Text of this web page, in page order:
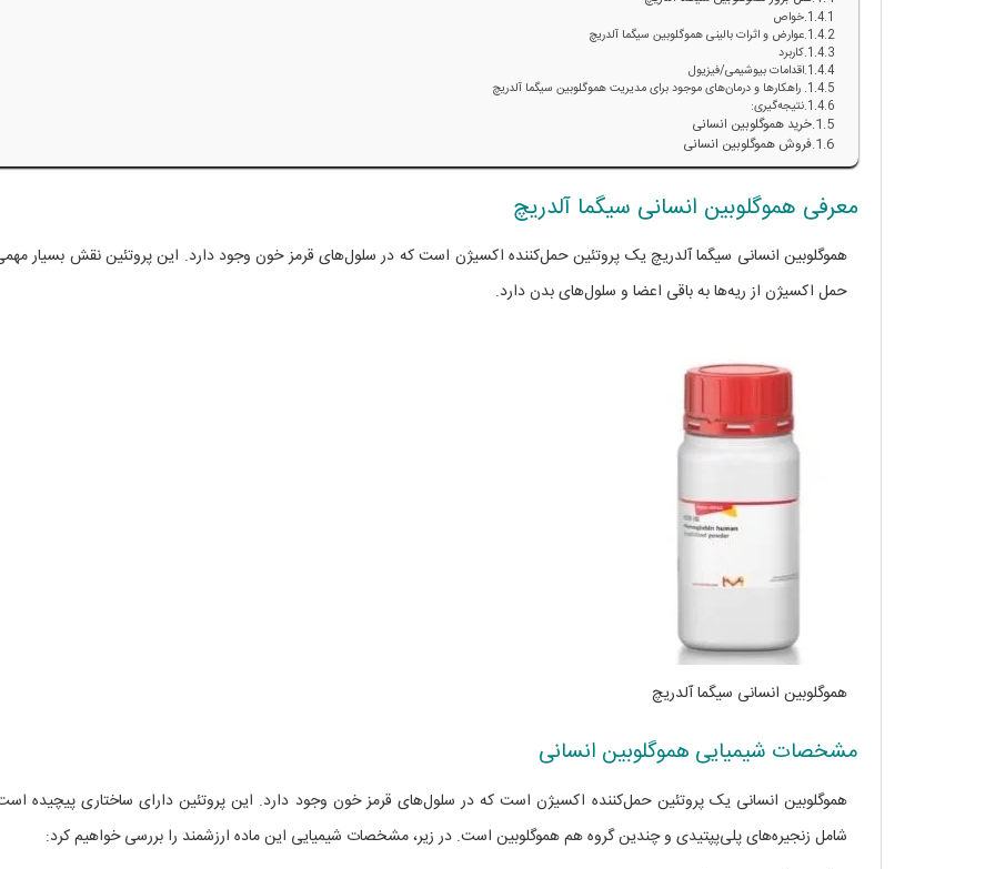
خواص
عوارض و اثرات بالینی هموگلوبین سیگما آلدریچ
کاربرد
اقدامات بیوشیمی/فیزیول
راهکارها و درمان‌های موجود برای مدیریت هموگلوبین سیگما آلدریچ
نتیجه‌گیری:
خرید هموگلوبین انسانی
فروش هموگلوبین انسانی
معرفی هموگلوبین انسانی سیگما آلدریچ
هموگلوبین انسانی سیگما آلدریچ یک پروتئین حمل‌کننده اکسیژن است که در سلول‌های قرمز خون وجود دارد. این پروتئین نقش بسیار
حمل اکسیژن از ریه‌ها به باقی اعضا و سلول‌های بدن دارد.
هموگلوبین انسانی سیگما آلدریچ
مشخصات شیمیایی هموگلوبین انسانی
هموگلوبین انسانی یک پروتئین حمل‌کننده اکسیژن است که در سلول‌های قرمز خون وجود دارد. این پروتئین دارای ساختاری پیچیده
شامل زنجیره‌های پلی‌پپتیدی و چندین گروه هم هموگلوبین است. در زیر، مشخصات شیمیایی این ماده ارزشمند را بررسی خواهیم کرد: